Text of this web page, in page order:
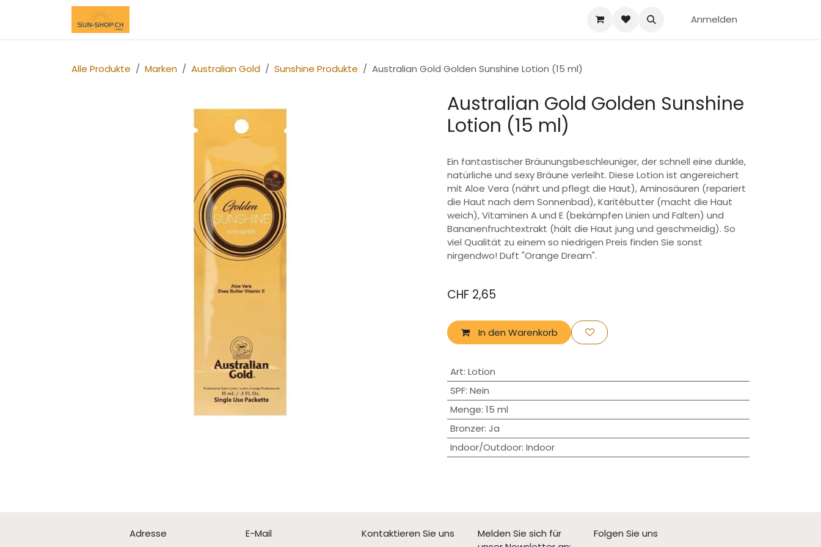
Zum Inhalt springen
Anmelden
Alle Produkte Marken Australian Gold Sunshine Produkte Australian Gold Golden Sunshine Lotion (15 ml)
Australian Gold Golden Sunshine
Lotion (15 ml)
Ein fantastischer Bräunungsbeschleuniger, der schnell eine dunkle,
natürliche und sexy Bräune verleiht. Diese Lotion ist angereichert
mit Aloe Vera (nährt und pflegt die Haut), Aminosäuren (repariert
die Haut nach dem Sonnenbad), Karitébutter (macht die Haut
weich), Vitaminen A und E (bekämpfen Linien und Falten) und
Bananenfruchtextrakt (hält die Haut jung und geschmeidig). So
viel Qualität zu einem so niedrigen Preis finden Sie sonst
nirgendwo! Duft "Orange Dream".
CHF 2,65
In den Warenkorb
Art: Lotion
SPF: Nein
Menge: 15 ml
Bronzer: Ja
Indoor/Outdoor: Indoor
Adresse
E-Mail
Kontaktieren Sie uns
Melden Sie sich für
Folgen Sie uns